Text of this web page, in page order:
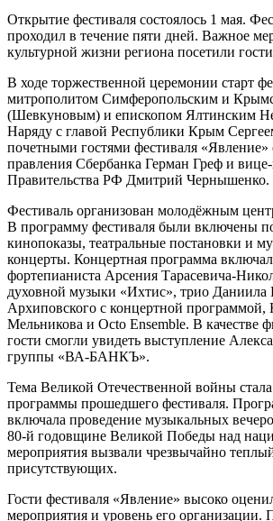
Открытие фестиваля состоялось 1 мая.
проходил в течение пяти дней. Важное
культурной жизни региона посетили
В ходе торжественной церемонии старт
митрополитом Симферопольским и
(Шевкуновым) и епископом Ялтинским
Наряду с главой Республики Крым
почетными гостями фестиваля «Явление»
правления Сбербанка Герман Греф и
Правительства РФ Дмитрий Чернышенко.
Фестиваль организован молодёжным
В программу фестиваля были включены
кинопоказы, театральные постановки и
концерты. Концертная программа
фортепианиста Арсения Тарасевича-
духовной музыки «Ихтис», трио Даниила
Архиповского с концертной
Мельникова и Octo Ensemble. В качестве
гости смогли увидеть выступление
группы «ВА-БАНКЪ».
Тема Великой Отечественной войны
программы прошедшего фестиваля.
включала проведение музыкальных
80-й годовщине Великой Победы над
мероприятия вызвали чрезвычайно
присутствующих.
Гости фестиваля «Явление» высоко
мероприятия и уровень его организации.